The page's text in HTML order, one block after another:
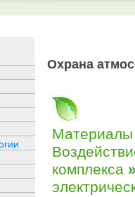
Охрана
Материалы
комплекса